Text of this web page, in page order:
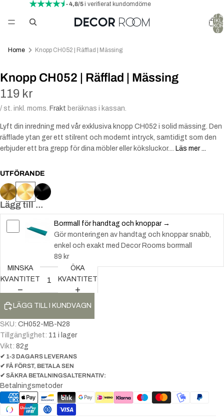
- 4,8/5i verifierat kundomdöme
TOTALT
0
Home Knopp CH052 | Räfflad | Mässing
Knopp CH052 | Räfflad | Mässing
119 kr
/ st. inkl. moms. Frakt beräknas i kassan.
Lyft din inredning med vår exklusiva knopp CH052 i solid mässing. Den
räfflade ytan ger ett stilrent och modernt intryck, samtidigt som den
erbjuder ett bra grepp för dina möbler eller köksluckor.... Läs mer ...
UTFÖRANDE
Lägg till ...
Borrmall för handtag och knoppar →
Gör monteringen av handtag och knoppar snabb,
enkel och exakt med Decor Rooms borrmall
89 kr
MINSKA
KVANTITET
ÖKA
KVANTITET
LÄGG TILL I KUNDVAGN
SKU: CH052-MB-N28
Tillgänglighet: 11 i lager
Vikt: 82g
✔ 1-3 DAGARS LEVERANS
✔ FÅ FÖRST, BETALA SEN
✔ SÄKRA BETALNINGSALTERNATIV:
Betalningsmetoder